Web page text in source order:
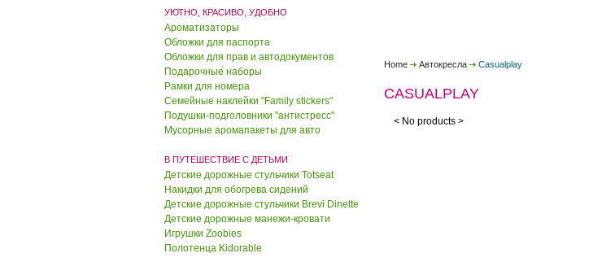
УЮТНО, КРАСИВО, УДОБНО
Ароматизаторы
Обложки для паспорта
Обложки для прав и автодокументов
Подарочные наборы
Рамки для номера
Семейные наклейки "Family stickers"
Подушки-подголовники "антистресс"
Мусорные аромапакеты для авто
В ПУТЕШЕСТВИЕ С ДЕТЬМИ
Детские дорожные стульчики Totseat
Накидки для обогрева сидений
Детские дорожные стульчики Brevi Dinette
Детские дорожные манежи-кровати
Игрушки Zoobies
Полотенца Kidorable
2180.00 руб.
1800.00 руб.
Обложка для
автодокументов "Белая"
650.00 руб.
550.00 руб.
600.00 руб.
500.00 руб.
Дорожный детский
"Деним"
Home Автокресла Casualplay
CASUALPLAY
< No products >